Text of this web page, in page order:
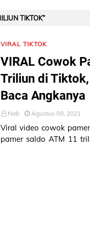
TIKTOK
VIRAL TIKTOK
VIRAL Cowok
Triliun di
Baca Angkanya
Nab Agustus 09, 2021
Viral video cowok
pamer saldo ATM 11